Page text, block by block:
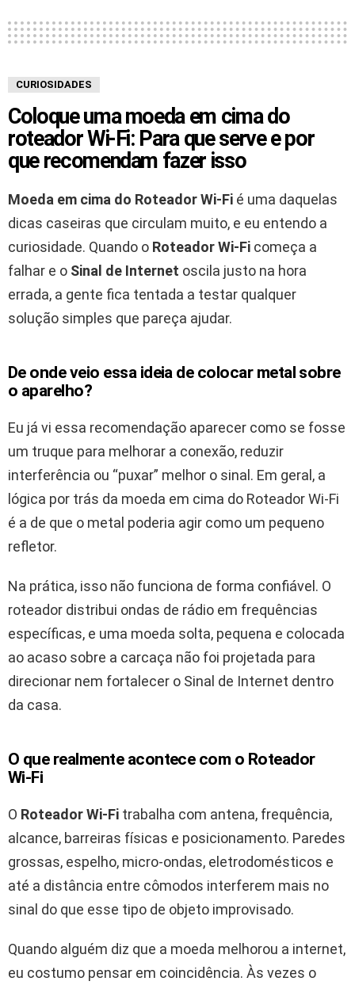
CURIOSIDADES
Coloque uma moeda em cima do
roteador Wi-Fi: Para que serve e por
que recomendam fazer isso
Moeda em cima do Roteador Wi‑Fi é uma daquelas
dicas caseiras que circulam muito, e eu entendo a
curiosidade. Quando o Roteador Wi‑Fi começa a
falhar e o Sinal de Internet oscila justo na hora
errada, a gente fica tentada a testar qualquer
solução simples que pareça ajudar.
De onde veio essa ideia de colocar metal sobre
o aparelho?
Eu já vi essa recomendação aparecer como se fosse
um truque para melhorar a conexão, reduzir
interferência ou “puxar” melhor o sinal. Em geral, a
lógica por trás da moeda em cima do Roteador Wi‑Fi
é a de que o metal poderia agir como um pequeno
refletor.
Na prática, isso não funciona de forma confiável. O
roteador distribui ondas de rádio em frequências
específicas, e uma moeda solta, pequena e colocada
ao acaso sobre a carcaça não foi projetada para
direcionar nem fortalecer o Sinal de Internet dentro
da casa.
O que realmente acontece com o Roteador
Wi‑Fi
O Roteador Wi‑Fi trabalha com antena, frequência,
alcance, barreiras físicas e posicionamento. Paredes
grossas, espelho, micro-ondas, eletrodomésticos e
até a distância entre cômodos interferem mais no
sinal do que esse tipo de objeto improvisado.
Quando alguém diz que a moeda melhorou a internet,
eu costumo pensar em coincidência. Às vezes o